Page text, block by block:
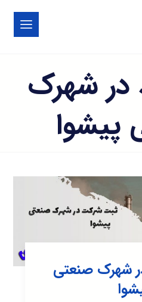
در شهرک
پيشوا
شهرک صنعتی